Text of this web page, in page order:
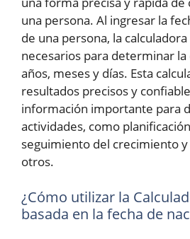
una persona. Al ingresar la
de una persona, la
necesarios para determinar la
años, meses y días. Esta
resultados precisos y
información importante para
actividades, como
seguimiento del crecimiento
otros.
¿Cómo utilizar la
basada en la fecha de